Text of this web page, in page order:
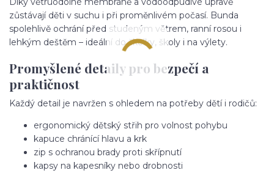
zůstávají děti v suchu i při proměnlivém počasí. Bunda
spolehlivě ochrání před studeným větrem, ranní rosou i
lehkým deštěm – ideální do školky, školy i na výlety.
Promyšlené detaily pro bezpečí a
praktičnost
Každý detail je navržen s ohledem na potřeby dětí i rodičů:
ergonomický dětský střih pro volnost pohybu
kapuce chránící hlavu a krk
zip s ochranou brady proti skřípnutí
kapsy na kapesníky nebo drobnosti